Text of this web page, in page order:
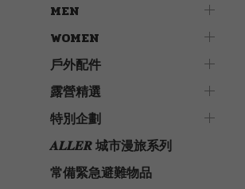
MEN
WOMEN
戶外配件
露營精選
特別企劃
𝑨𝑳𝑳𝑬𝑹 城市漫旅系列
常備緊急避難物品